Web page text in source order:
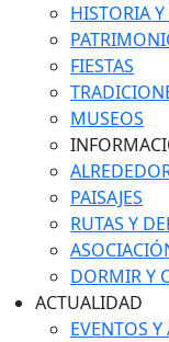
HISTORIA
FIESTAS
MUSEOS
PAISAJES
RUTAS Y
DORMIR Y
ACTUALIDAD
EVENTOS Y